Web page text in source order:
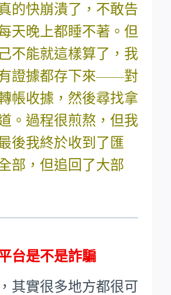
的快崩潰了，不敢告
天晚上都睡不著。但
不能就這樣算了，我
證據都存下來——對
帳收據，然後尋找拿
。過程很煎熬，但我
後我終於收到了匯
部，但追回了大部
台是不是詐騙
其實很多地方都很可